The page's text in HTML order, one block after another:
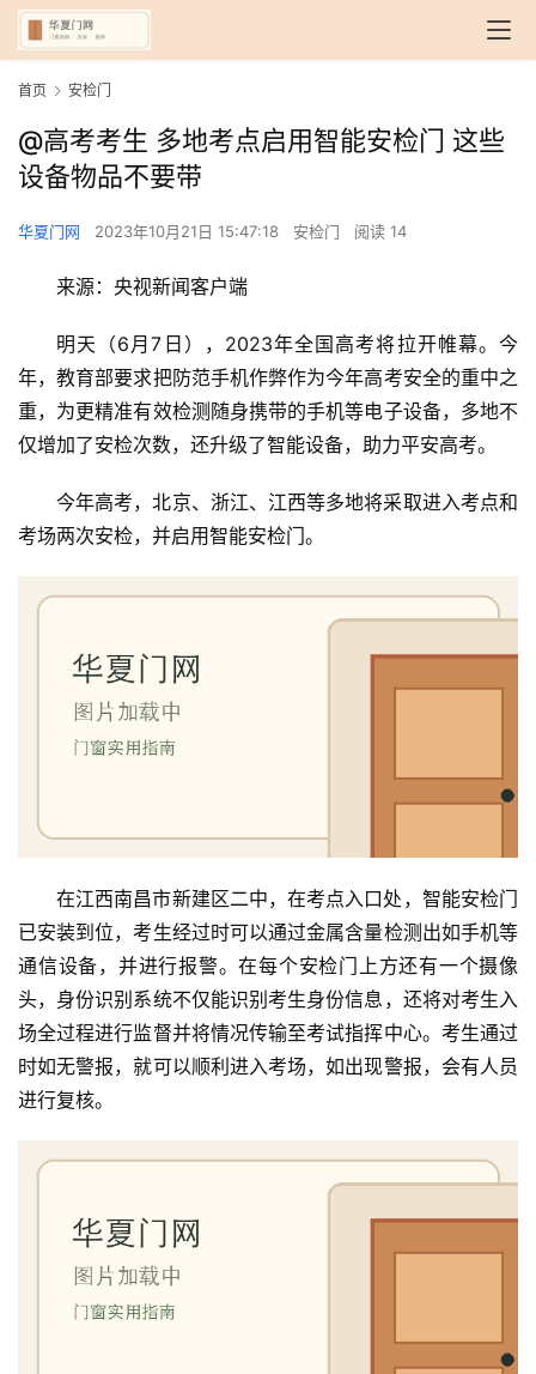
首页 安检门
@高考考生 多地考点启用智能安检门 这些
设备物品不要带
华夏门网 2023年10月21日 15:47:18 安检门 阅读 14
来源：央视新闻客户端
明天（6月7日），2023年全国高考将拉开帷幕。今
年，教育部要求把防范手机作弊作为今年高考安全的重中之
重，为更精准有效检测随身携带的手机等电子设备，多地不
仅增加了安检次数，还升级了智能设备，助力平安高考。
今年高考，北京、浙江、江西等多地将采取进入考点和
考场两次安检，并启用智能安检门。
在江西南昌市新建区二中，在考点入口处，智能安检门
已安装到位，考生经过时可以通过金属含量检测出如手机等
通信设备，并进行报警。在每个安检门上方还有一个摄像
头，身份识别系统不仅能识别考生身份信息，还将对考生入
场全过程进行监督并将情况传输至考试指挥中心。考生通过
时如无警报，就可以顺利进入考场，如出现警报，会有人员
进行复核。